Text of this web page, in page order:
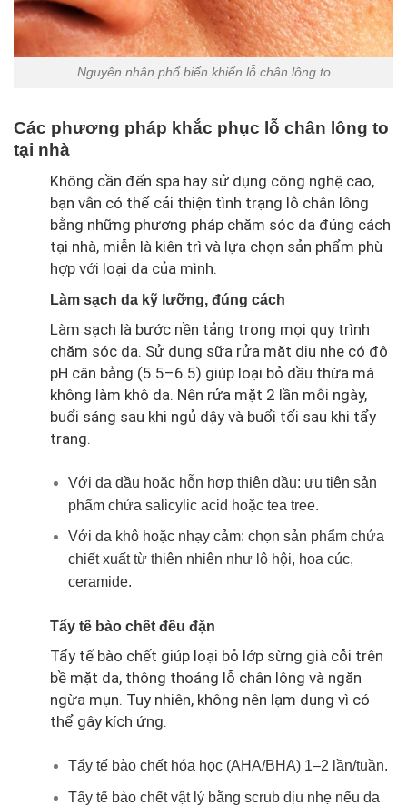
Nguyên nhân phổ biến khiến lỗ chân lông to
Các phương pháp khắc phục lỗ chân lông to
tại nhà
Không cần đến spa hay sử dụng công nghệ cao,
bạn vẫn có thể cải thiện tình trạng lỗ chân lông
bằng những phương pháp chăm sóc da đúng cách
tại nhà, miễn là kiên trì và lựa chọn sản phẩm phù
hợp với loại da của mình.
Làm sạch da kỹ lưỡng, đúng cách
Làm sạch là bước nền tảng trong mọi quy trình
chăm sóc da. Sử dụng sữa rửa mặt dịu nhẹ có độ
pH cân bằng (5.5–6.5) giúp loại bỏ dầu thừa mà
không làm khô da. Nên rửa mặt 2 lần mỗi ngày,
buổi sáng sau khi ngủ dậy và buổi tối sau khi tẩy
trang.
Với da dầu hoặc hỗn hợp thiên dầu: ưu tiên sản
phẩm chứa salicylic acid hoặc tea tree.
Với da khô hoặc nhạy cảm: chọn sản phẩm chứa
chiết xuất từ thiên nhiên như lô hội, hoa cúc,
ceramide.
Tẩy tế bào chết đều đặn
Tẩy tế bào chết giúp loại bỏ lớp sừng già cỗi trên
bề mặt da, thông thoáng lỗ chân lông và ngăn
ngừa mụn. Tuy nhiên, không nên lạm dụng vì có
thể gây kích ứng.
Tẩy tế bào chết hóa học (AHA/BHA) 1–2 lần/tuần.
Tẩy tế bào chết vật lý bằng scrub dịu nhẹ nếu da